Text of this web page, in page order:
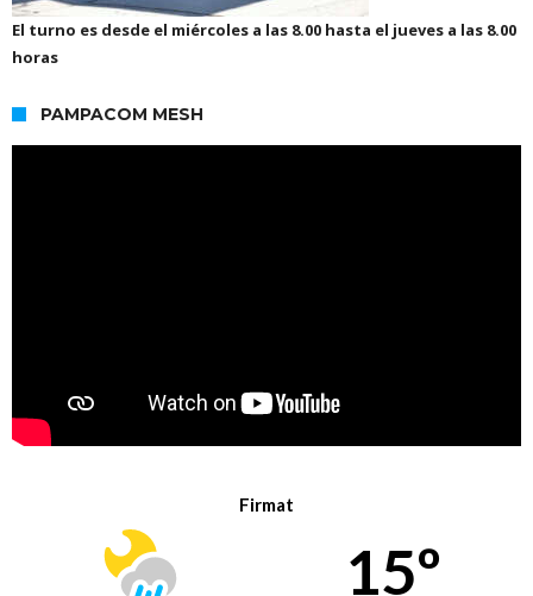
El turno es desde el miércoles a las 8.00 hasta el jueves a las 8.00
horas
PAMPACOM MESH
Firmat
15º